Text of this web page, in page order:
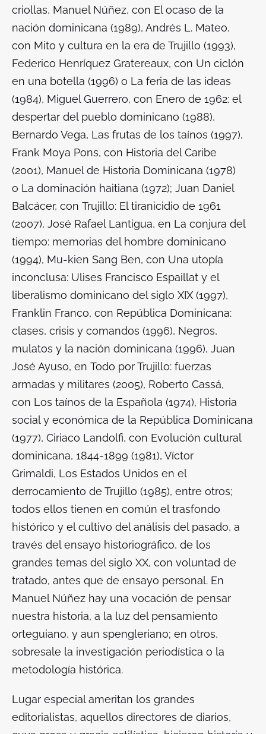
criollas, Manuel Núñez, con El ocaso de la
nación dominicana (1989), Andrés L. Mateo,
con Mito y cultura en la era de Trujillo (1993),
Federico Henríquez Gratereaux, con Un ciclón
en una botella (1996) o La feria de las ideas
(1984), Miguel Guerrero, con Enero de 1962: el
despertar del pueblo dominicano (1988),
Bernardo Vega, Las frutas de los taínos (1997),
Frank Moya Pons, con Historia del Caribe
(2001), Manuel de Historia Dominicana (1978)
o La dominación haitiana (1972); Juan Daniel
Balcácer, con Trujillo: El tiranicidio de 1961
(2007), José Rafael Lantigua, en La conjura del
tiempo: memorias del hombre dominicano
(1994), Mu-kien Sang Ben, con Una utopía
inconclusa: Ulises Francisco Espaillat y el
liberalismo dominicano del siglo XIX (1997),
Franklin Franco, con República Dominicana:
clases, crisis y comandos (1996), Negros,
mulatos y la nación dominicana (1996), Juan
José Ayuso, en Todo por Trujillo: fuerzas
armadas y militares (2005), Roberto Cassá,
con Los taínos de la Española (1974), Historia
social y económica de la República Dominicana
(1977), Ciriaco Landolfi, con Evolución cultural
dominicana, 1844-1899 (1981), Víctor
Grimaldi, Los Estados Unidos en el
derrocamiento de Trujillo (1985), entre otros;
todos ellos tienen en común el trasfondo
histórico y el cultivo del análisis del pasado, a
través del ensayo historiográfico, de los
grandes temas del siglo XX, con voluntad de
tratado, antes que de ensayo personal. En
Manuel Núñez hay una vocación de pensar
nuestra historia, a la luz del pensamiento
orteguiano, y aun spengleriano; en otros,
sobresale la investigación periodística o la
metodología histórica.
Lugar especial ameritan los grandes
editorialistas, aquellos directores de diarios,